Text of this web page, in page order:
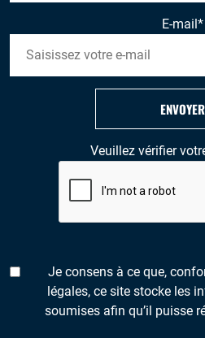
E-mail*
Veuillez vérifier
Je consens à ce que,
légales, ce site stocke les
soumises afin qu’il puisse
ENVOYER